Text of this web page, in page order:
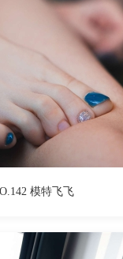
2732 阅读 0
模特飞飞